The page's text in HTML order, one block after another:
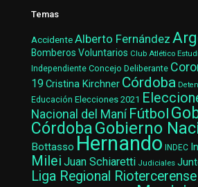
Temas
AccidenteAlberto Fernández
Bomberos Voluntarios Club Atlético
Independiente Concejo Deliberante
19 Cristina Kirchner Córdoba
Educación Elecciones 2021
Nacional del Maní Fútbol
CórdobaGobierno
Bottasso Hernando INDEC
Milei Juan Schiaretti Judiciales
Liga Regional Riotercerense